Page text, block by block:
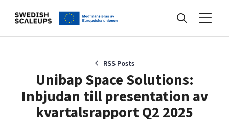
Events
RSS Posts
Unibap Space Solutions:
Inbjudan till presentation av
kvartalsrapport Q2 2025